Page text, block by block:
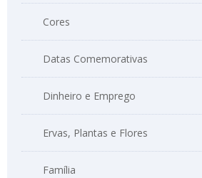
Cores
Datas Comemorativas
Dinheiro e Emprego
Ervas, Plantas e Flores
Família